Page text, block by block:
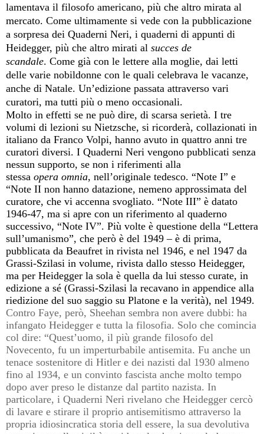
lamentava il filosofo americano, più che altro mirata al
mercato. Come ultimamente si vede con la pubblicazione
a sorpresa dei Quaderni Neri, i quaderni di appunti di
Heidegger, più che altro mirati al succes de
scandale. Come già con le lettere alla moglie, dai letti
delle varie nobildonne con le quali celebrava le vacanze,
anche di Natale. Un’edizione passata attraverso vari
curatori, ma tutti più o meno occasionali.
Molto in effetti se ne può dire, di scarsa serietà. I tre
volumi di lezioni su Nietzsche, si ricorderà, collazionati in
italiano da Franco Volpi, hanno avuto in quattro anni tre
curatori diversi. I Quaderni Neri vengono pubblicati senza
nessun supporto, se non i riferimenti alla
stessa opera omnia, nell’originale tedesco. “Note I” e
“Note II non hanno datazione, nemeno approssimata del
curatore, che vi accenna svogliato. “Note III” è datato
1946-47, ma si apre con un riferimento al quaderno
successivo, “Note IV”. Più volte è questione della “Lettera
sull’umanismo”, che però è del 1949 – è di prima,
pubblicata da Beaufret in rivista nel 1946, e nel 1947 da
Grassi-Szilasi in volume, rivista dallo stesso Heidegger,
ma per Heidegger la sola è quella da lui stesso curate, in
edizione a sé (Grassi-Szilasi la recavano in appendice alla
riedizione del suo saggio su Platone e la verità), nel 1949.
Contro Faye, però, Sheehan sembra non avere dubbi: ha
infangato Heidegger e tutta la filosofia. Solo che comincia
col dire: “Quest’uomo, il più grande filosofo del
Novecento, fu un imperturbabile antisemita. Fu anche un
tenace sostenitore di Hitler e dei nazisti dal 1930 almeno
fino al 1934, e un convinto fascista anche molto tempo
dopo aver preso le distanze dal partito nazista. In
particolare, i Quaderni Neri rivelano che Heidegger cercò
di lavare e stirare il proprio antisemitismo attraverso la
propria idiosincratica storia dell essere, la sua devolutiva